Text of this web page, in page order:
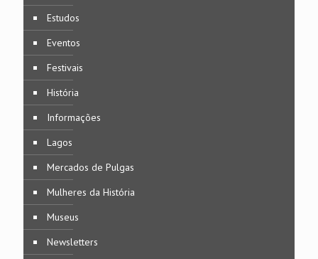
Estudos
Eventos
Festivais
História
Informações
Lagos
Mercados de Pulgas
Mulheres da História
Museus
Newsletters